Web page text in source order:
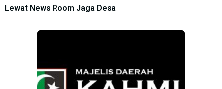
Lewat News Room Jaga Desa